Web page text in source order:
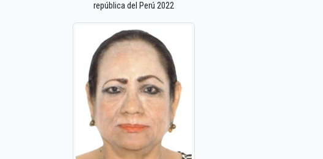
república del Perú 2022